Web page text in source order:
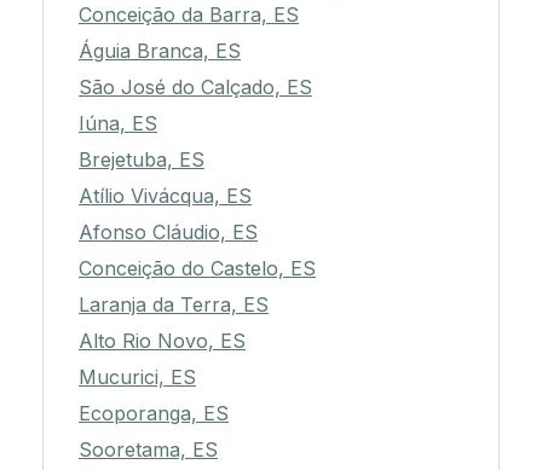
Conceição da Barra, ES
Águia Branca, ES
São José do Calçado, ES
Iúna, ES
Brejetuba, ES
Atílio Vivácqua, ES
Afonso Cláudio, ES
Conceição do Castelo, ES
Laranja da Terra, ES
Alto Rio Novo, ES
Mucurici, ES
Ecoporanga, ES
Sooretama, ES